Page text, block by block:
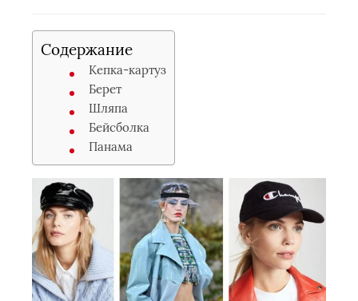
Содержание
Кепка-картуз
Берет
Шляпа
Бейсболка
Панама